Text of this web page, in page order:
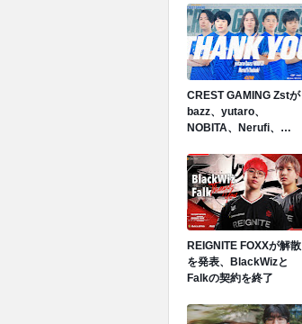
CREST GAMING Zstが
bazz、yutaro、
NOBITA、Nerufi、
REIGNITE FOXXが解散
を発表、BlackWizと
Falkの契約を終了